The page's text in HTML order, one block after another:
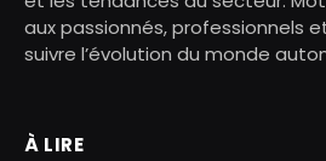
aux passionnés, professionnels
suivre l’évolution du monde
À LIRE